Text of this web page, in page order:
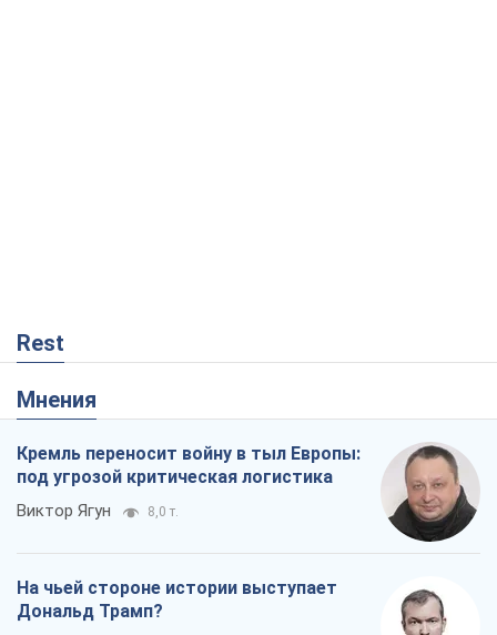
Rest
Мнения
Кремль переносит войну в тыл Европы:
под угрозой критическая логистика
Виктор Ягун 8,0 т.
На чьей стороне истории выступает
Дональд Трамп?